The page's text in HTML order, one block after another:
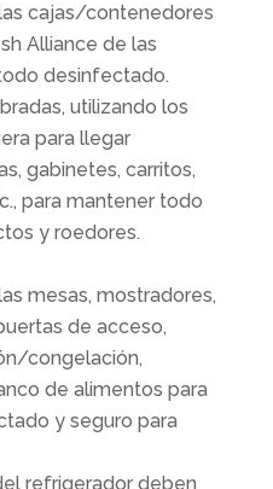
cajas/contenedores
Alliance de las
desinfectado.
utilizando los
para llegar
gabinetes, carritos,
para mantener todo
y roedores.
mesas, mostradores,
de acceso,
congelación,
de alimentos para
y seguro para
refrigerador deben